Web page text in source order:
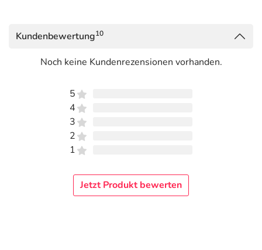
Kundenbewertung10
Noch keine Kundenrezensionen vorhanden.
5
4
3
2
1
Jetzt Produkt bewerten